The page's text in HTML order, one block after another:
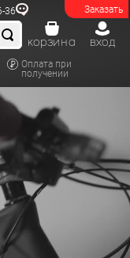
Заказать
36
Оплата при
получении
вход
корзина